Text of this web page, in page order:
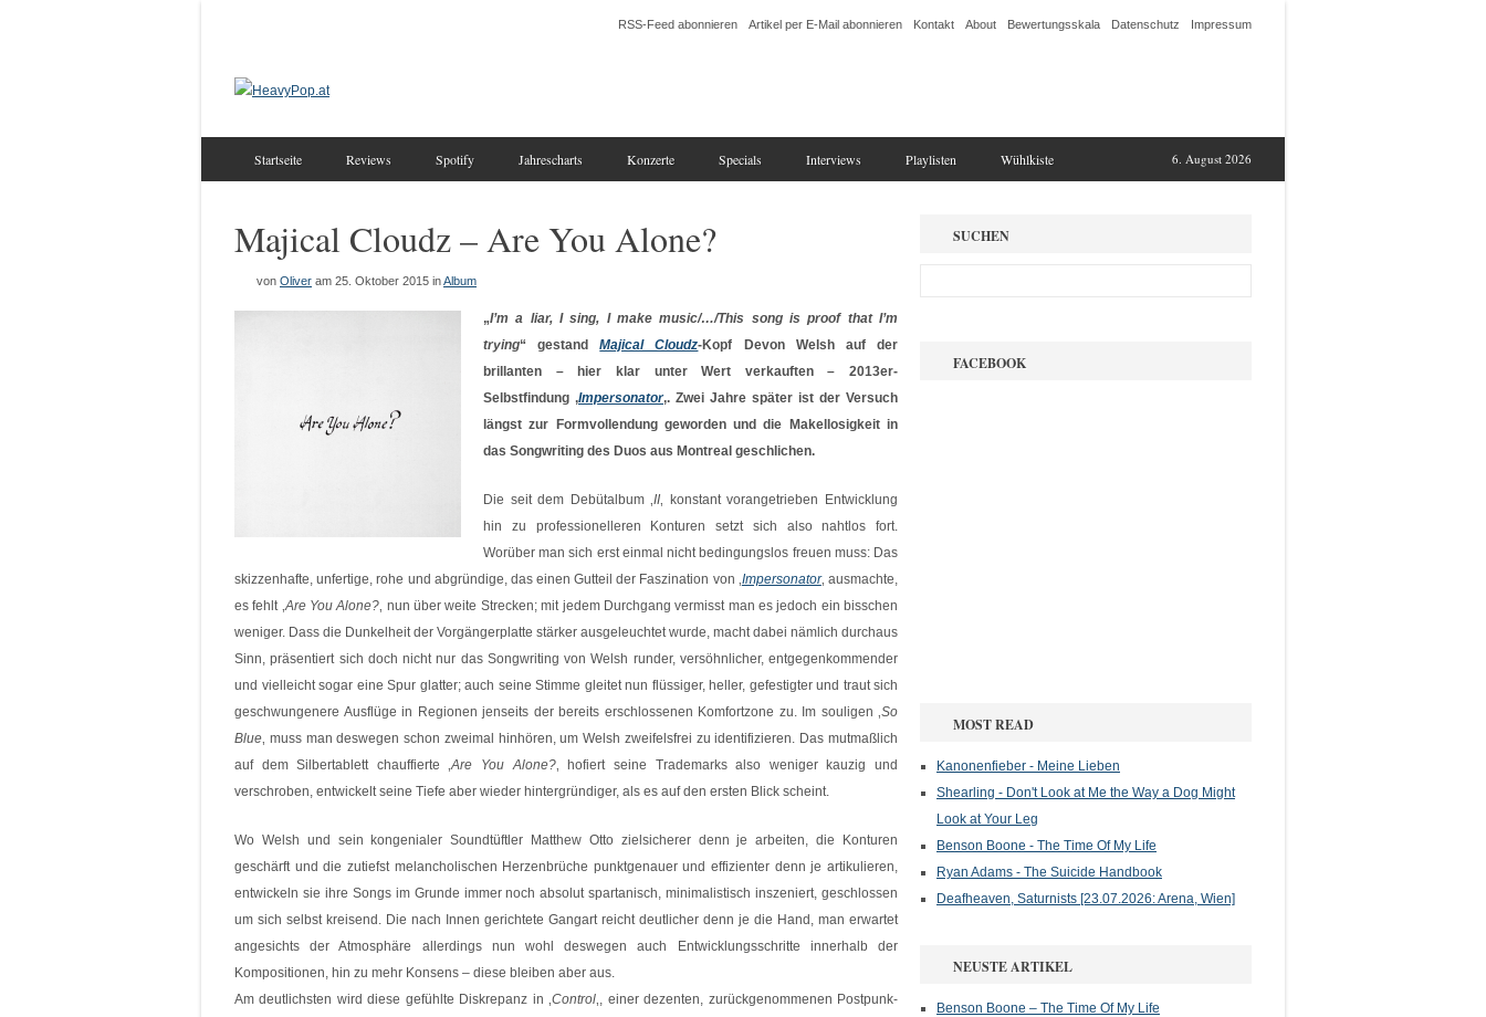
RSS-Feed abonnieren Artikel per E-Mail abonnieren Kontakt About Bewertungsskala Datenschutz Impressum
6. August 2026
Startseite Reviews Spotify Jahrescharts Konzerte Specials Interviews Playlisten Wühlkiste
Majical Cloudz – Are You Alone?
von Oliver am 25. Oktober 2015 inAlbum
„I’m a liar, I sing, I make music/…/This song is proof that I’m
trying“ gestandMajical Cloudz-Kopf Devon Welsh auf der
brillanten – hier klar unter Wert verkauften – 2013er-
Selbstfindung ‚Impersonator‚. Zwei Jahre später ist der Versuch
längst zur Formvollendung geworden und die Makellosigkeit in
das Songwriting des Duos aus Montreal geschlichen.
Die seit dem Debütalbum ‚II‚ konstant vorangetrieben Entwicklung
hin zu professionelleren Konturen setzt sich also nahtlos fort.
Worüber man sich erst einmal nicht bedingungslos freuen muss: Das
skizzenhafte, unfertige, rohe und abgründige, das einen Gutteil der Faszination von ‚Impersonator‚ ausmachte,
es fehlt ‚Are You Alone?‚ nun über weite Strecken; mit jedem Durchgang vermisst man es jedoch ein bisschen
weniger. Dass die Dunkelheit der Vorgängerplatte stärker ausgeleuchtet wurde, macht dabei nämlich durchaus
Sinn, präsentiert sich doch nicht nur das Songwriting von Welsh runder, versöhnlicher, entgegenkommender
und vielleicht sogar eine Spur glatter; auch seine Stimme gleitet nun flüssiger, heller, gefestigter und traut sich
geschwungenere Ausflüge in Regionen jenseits der bereits erschlossenen Komfortzone zu. Im souligen ‚So
Blue‚ muss man deswegen schon zweimal hinhören, um Welsh zweifelsfrei zu identifizieren. Das mutmaßlich
auf dem Silbertablett chauffierte ‚Are You Alone?‚ hofiert seine Trademarks also weniger kauzig und
verschroben, entwickelt seine Tiefe aber wieder hintergründiger, als es auf den ersten Blick scheint.
Wo Welsh und sein kongenialer Soundtüftler Matthew Otto zielsicherer denn je arbeiten, die Konturen
geschärft und die zutiefst melancholischen Herzenbrüche punktgenauer und effizienter denn je artikulieren,
entwickeln sie ihre Songs im Grunde immer noch absolut spartanisch, minimalistisch inszeniert, geschlossen
um sich selbst kreisend. Die nach Innen gerichtete Gangart reicht deutlicher denn je die Hand, man erwartet
angesichts der Atmosphäre allerdings nun wohl deswegen auch Entwicklungsschritte innerhalb der
Kompositionen, hin zu mehr Konsens – diese bleiben aber aus.
Am deutlichsten wird diese gefühlte Diskrepanz in ‚Control‚, einer dezenten, zurückgenommenen Postpunk-
SUCHEN
FACEBOOK
MOST READ
Kanonenfieber - Meine Lieben
Shearling - Don't Look at Me the Way a Dog Might
Look at Your Leg
Benson Boone - The Time Of My Life
Ryan Adams - The Suicide Handbook
Deafheaven, Saturnists [23.07.2026: Arena, Wien]
NEUSTE ARTIKEL
Benson Boone – The Time Of My Life